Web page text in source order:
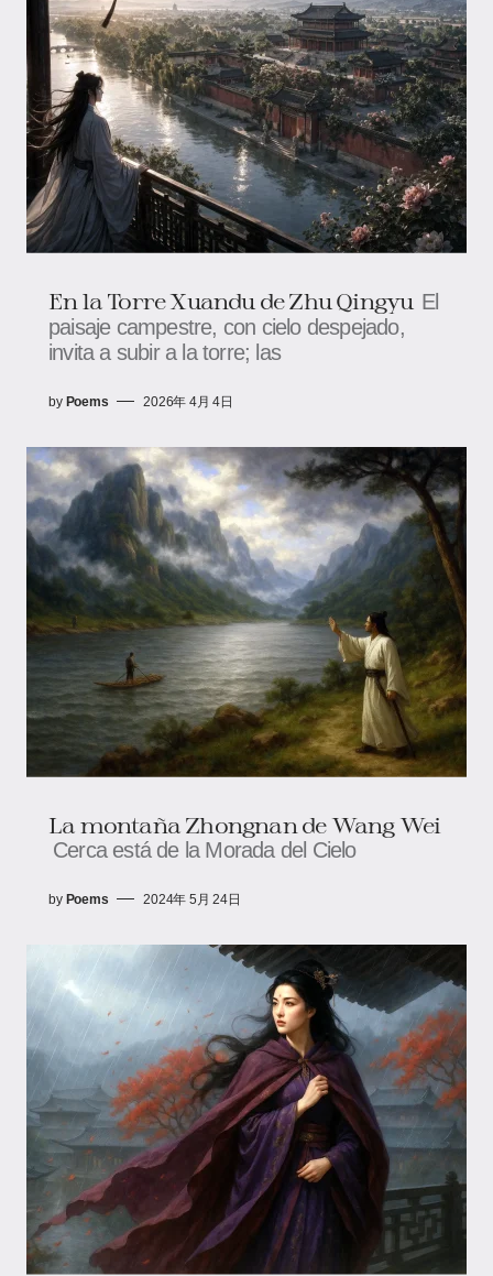
En la Torre Xuandu de Zhu Qingyu El
paisaje campestre, con cielo despejado,
invita a subir a la torre; las
by Poems 2026年 4月 4日
La montaña Zhongnan de Wang Wei
Cerca está de la Morada del Cielo
by Poems 2024年 5月 24日